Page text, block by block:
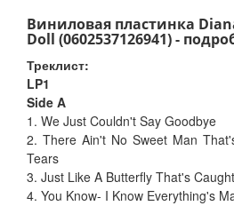
Виниловая пластинка
Doll (0602537126941) -
Треклист:
LP1
Side A
1. We Just Couldn't Say Goodbye
2. There Ain't No Sweet Man
Tears
3. Just Like A Butterfly That's
4. You Know- I Know Everything's